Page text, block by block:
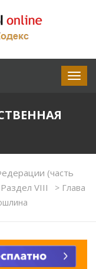
(часть
Раздел VIII > Глава